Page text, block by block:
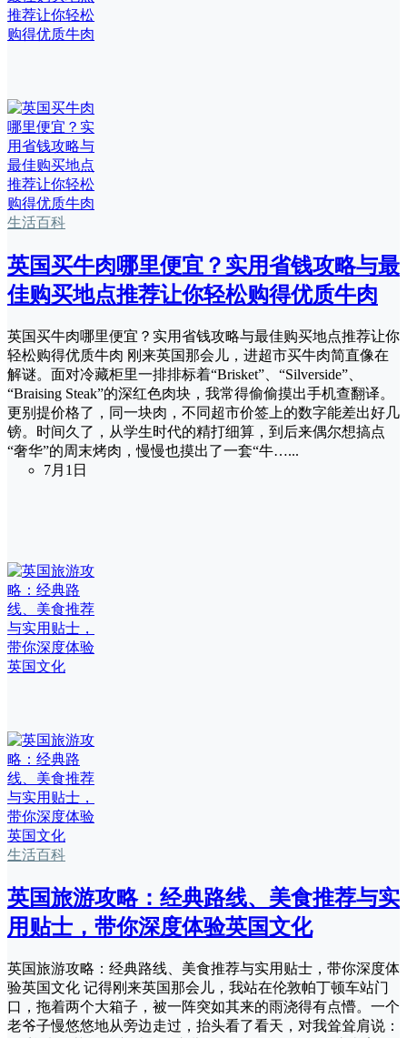
生活百科
英国买牛肉哪里便宜？实用省钱攻略与最
佳购买地点推荐让你轻松购得优质牛肉
英国买牛肉哪里便宜？实用省钱攻略与最佳购买地点推荐让你
轻松购得优质牛肉 刚来英国那会儿，进超市买牛肉简直像在
解谜。面对冷藏柜里一排排标着“Brisket”、“Silverside”、
“Braising Steak”的深红色肉块，我常得偷偷摸出手机查翻译。
更别提价格了，同一块肉，不同超市价签上的数字能差出好几
镑。时间久了，从学生时代的精打细算，到后来偶尔想搞点
“奢华”的周末烤肉，慢慢也摸出了一套“牛…...
7月1日
生活百科
英国旅游攻略：经典路线、美食推荐与实
用贴士，带你深度体验英国文化
英国旅游攻略：经典路线、美食推荐与实用贴士，带你深度体
验英国文化 记得刚来英国那会儿，我站在伦敦帕丁顿车站门
口，拖着两个大箱子，被一阵突如其来的雨浇得有点懵。一个
老爷子慢悠悠地从旁边走过，抬头看了看天，对我耸耸肩说：